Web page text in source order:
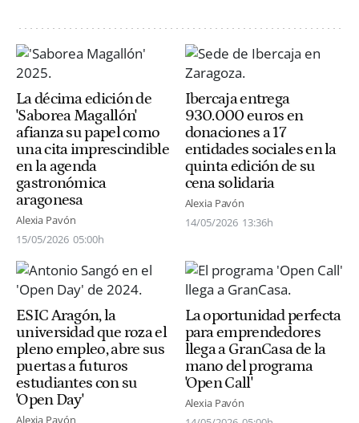
La décima edición de
'Saborea Magallón'
afianza su papel como
una cita imprescindible
en la agenda
gastronómica
aragonesa
Alexia Pavón
15/05/2026 05:00h
Ibercaja entrega
930.000 euros en
donaciones a 17
entidades sociales en la
quinta edición de su
cena solidaria
Alexia Pavón
14/05/2026 13:36h
ESIC Aragón, la
universidad que roza el
pleno empleo, abre sus
puertas a futuros
estudiantes con su
'Open Day'
Alexia Pavón
La oportunidad perfecta
para emprendedores
llega a GranCasa de la
mano del programa
'Open Call'
Alexia Pavón